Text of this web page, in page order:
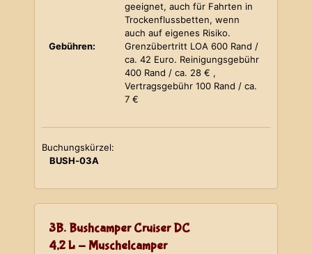
geeignet, auch für Fahrten in
Trockenflussbetten, wenn
auch auf eigenes Risiko.
Gebühren:
Grenzübertritt LOA 600 Rand /
ca. 42 Euro. Reinigungsgebühr
400 Rand / ca. 28 € ,
Vertragsgebühr 100 Rand / ca.
7 €
Buchungskürzel:
BUSH-03A
3B. Bushcamper Cruiser DC
4,2 L - Muschelcamper